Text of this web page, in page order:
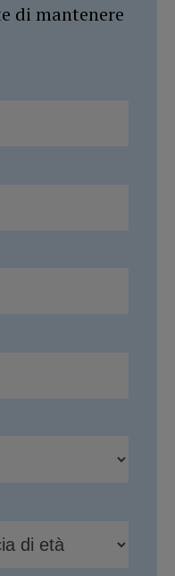
di mantenere